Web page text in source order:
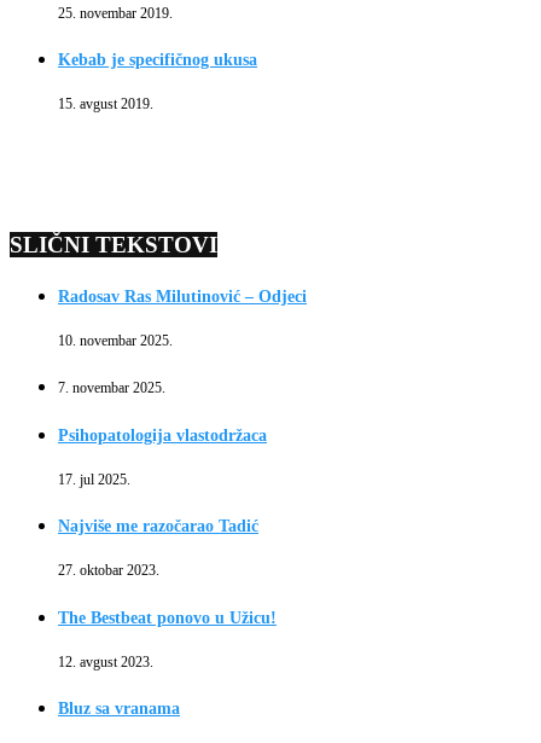
25. novembar 2019.
Kebab je specifičnog ukusa
15. avgust 2019.
SLIČNI TEKSTOVI
Radosav Ras Milutinović – Odjeci
10. novembar 2025.
7. novembar 2025.
Psihopatologija vlastodržaca
17. jul 2025.
Najviše me razočarao Tadić
27. oktobar 2023.
The Bestbeat ponovo u Užicu!
12. avgust 2023.
Bluz sa vranama